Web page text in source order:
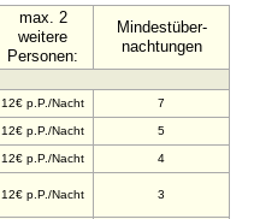
max. 2
weitere
Personen:
Mindestüber-
nachtungen
12€ p.P./Nacht 7
12€ p.P./Nacht 5
12€ p.P./Nacht 4
12€ p.P./Nacht 3